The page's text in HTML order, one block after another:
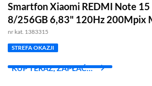
Smartfon Xiaomi REDMI Note 15
8/256GB 6,83" 120Hz 200Mpix
nr kat. 1383315
STREFA OKAZJI
KUP TERAZ, ZAPŁAĆ